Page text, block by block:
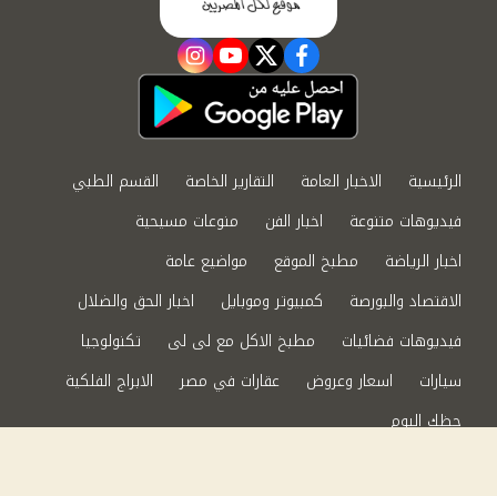
facebook
twitter
youtube
instagram
الرئيسية الاخبار العامة التقارير الخاصة
القسم الطبي
فيديوهات متنوعة
اخبار الفن
منوعات مسيحية
اخبار الرياضة
مطبخ الموقع
مواضيع عامة
الاقتصاد والبورصة
كمبيوتر وموبايل
اخبار الحق والضلال
فيديوهات فضائيات
مطبخ الاكل مع لى لى
تكنولوجيا
سيارات
اسعار وعروض عقارات في مصر
الابراج الفلكية
حظك اليوم